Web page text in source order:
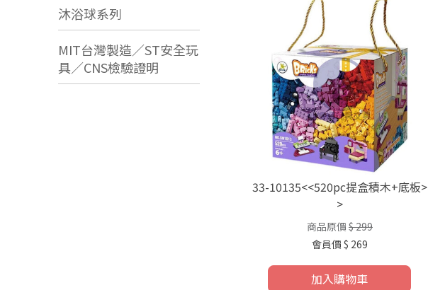
沐浴球系列
MIT台灣製造／ST安全玩
具／CNS檢驗證明
33-10135<<520pc提盒積木+底板>
>
商品原價 $ 299
會員價 $ 269
加入購物車